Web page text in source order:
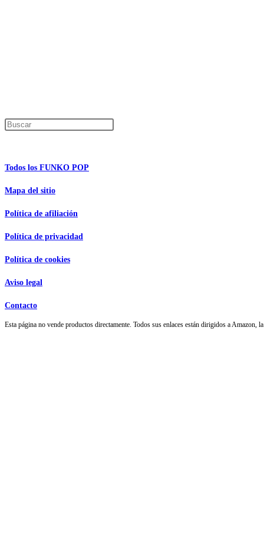
Todos los FUNKO POP
Mapa del sitio
Política de afiliación
Política de privacidad
Política de cookies
Aviso legal
Contacto
Esta página no vende productos directamente. Todos sus enlaces están dirigidos a